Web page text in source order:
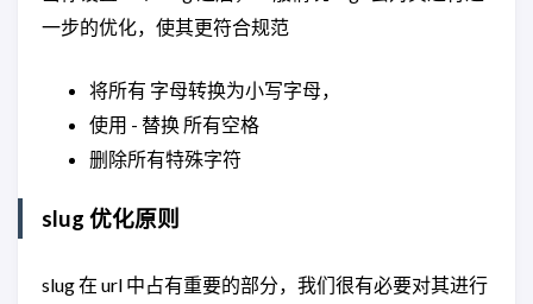
一步的优化，使其更符合规范
将所有 字母转换为小写字母，
使用 - 替换 所有空格
删除所有特殊字符
slug 优化原则
slug 在 url 中占有重要的部分，我们很有必要对其进行